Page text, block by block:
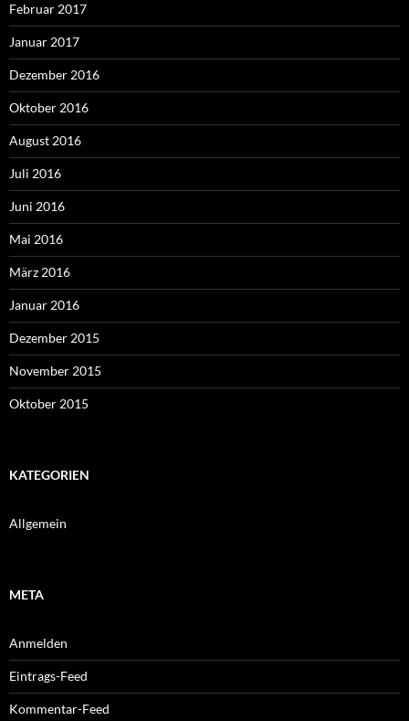
Februar 2017
Januar 2017
Dezember 2016
Oktober 2016
August 2016
Juli 2016
Juni 2016
Mai 2016
März 2016
Januar 2016
Dezember 2015
November 2015
Oktober 2015
KATEGORIEN
Allgemein
META
Anmelden
Eintrags-Feed
Kommentar-Feed